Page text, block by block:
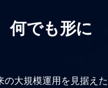
何でも形に
の大規模運用を見据えた